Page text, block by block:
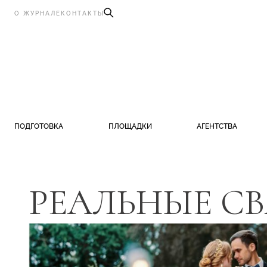
О ЖУРНАЛЕ КОНТАКТЫ
ПОДГОТОВКА ПЛОЩАДКИ АГЕНТСТВА
РЕАЛЬНЫЕ